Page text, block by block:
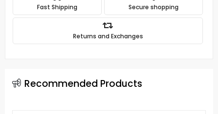
Fast Shipping Secure shopping
Returns and Exchanges
Recommended Products